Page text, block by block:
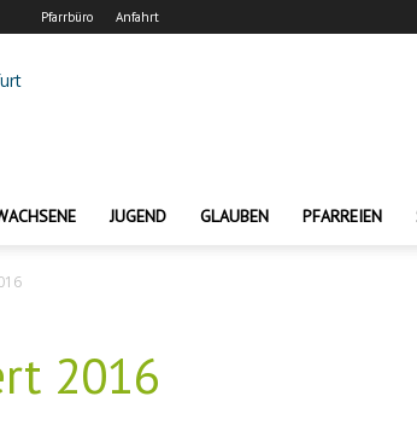
Pfarrbüro Anfahrt
JUGEND GLAUBEN PFARREIEN
2016